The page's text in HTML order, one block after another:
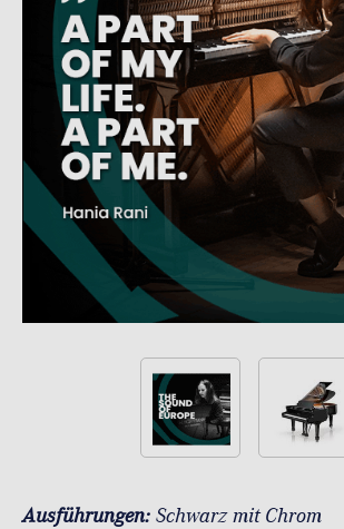
Ausführungen: Schwarz mit Chrom